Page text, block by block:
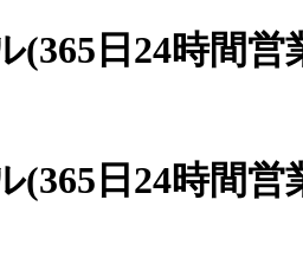
日24時間営
日24時間